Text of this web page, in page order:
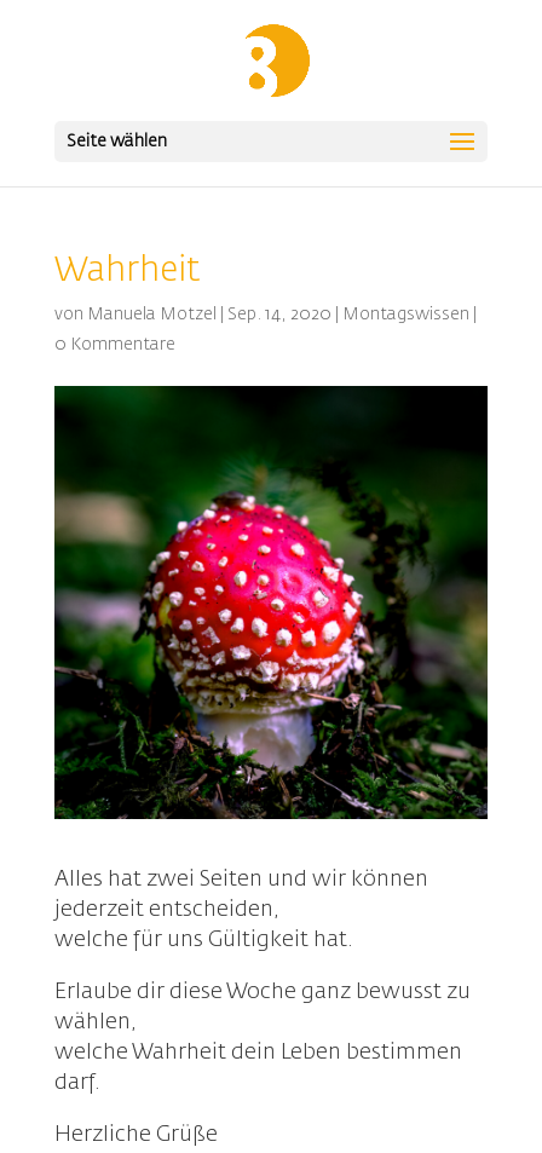
Seite wählen
Wahrheit
von Manuela Motzel Sep. 14, 2020 Montagswissen
0 Kommentare
Alles hat zwei Seiten und wir können
jederzeit entscheiden,
welche für uns Gültigkeit hat.
Erlaube dir diese Woche ganz bewusst zu
wählen,
welche Wahrheit dein Leben bestimmen
darf.
Herzliche Grüße